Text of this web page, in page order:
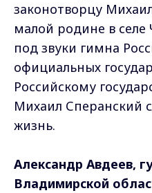
законотворцу
малой родине в
под звуки гимна
официальных
Российскому
Михаил Сперанский
жизнь.
Александр Авдеев,
Владимирской